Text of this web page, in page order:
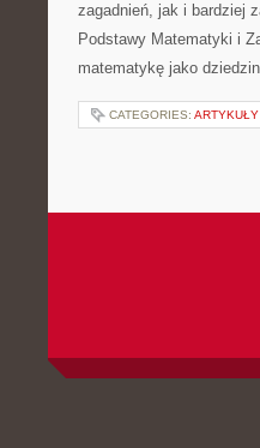
zagadnień, jak i bardziej
Podstawy Matematyki i
matematykę jako
CATEGORIES: